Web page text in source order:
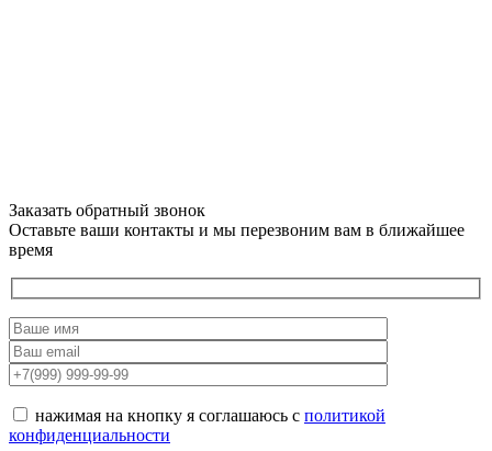
Заказать обратный звонок
Оставьте ваши контакты и мы перезвоним вам в ближайшее
время
нажимая на кнопку я соглашаюсь с политикой
конфиденциальности